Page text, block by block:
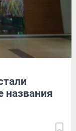
названия